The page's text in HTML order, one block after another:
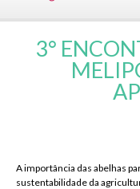
3°
A importância das abelhas
sustentabilidade da